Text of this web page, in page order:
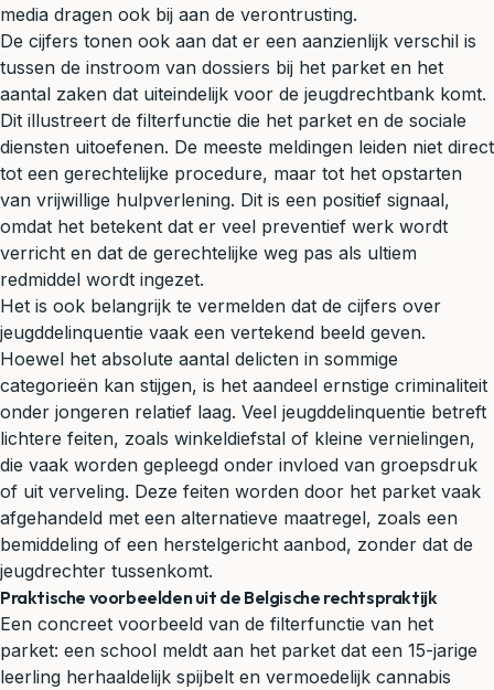
media dragen ook bij aan de verontrusting.
De cijfers tonen ook aan dat er een aanzienlijk verschil is
tussen de instroom van dossiers bij het parket en het
aantal zaken dat uiteindelijk voor de jeugdrechtbank komt.
Dit illustreert de filterfunctie die het parket en de sociale
diensten uitoefenen. De meeste meldingen leiden niet direct
tot een gerechtelijke procedure, maar tot het opstarten
van vrijwillige hulpverlening. Dit is een positief signaal,
omdat het betekent dat er veel preventief werk wordt
verricht en dat de gerechtelijke weg pas als ultiem
redmiddel wordt ingezet.
Het is ook belangrijk te vermelden dat de cijfers over
jeugddelinquentie vaak een vertekend beeld geven.
Hoewel het absolute aantal delicten in sommige
categorieën kan stijgen, is het aandeel ernstige criminaliteit
onder jongeren relatief laag. Veel jeugddelinquentie betreft
lichtere feiten, zoals winkeldiefstal of kleine vernielingen,
die vaak worden gepleegd onder invloed van groepsdruk
of uit verveling. Deze feiten worden door het parket vaak
afgehandeld met een alternatieve maatregel, zoals een
bemiddeling of een herstelgericht aanbod, zonder dat de
jeugdrechter tussenkomt.
Praktische voorbeelden uit de Belgische rechtspraktijk
Een concreet voorbeeld van de filterfunctie van het
parket: een school meldt aan het parket dat een 15-jarige
leerling herhaaldelijk spijbelt en vermoedelijk cannabis